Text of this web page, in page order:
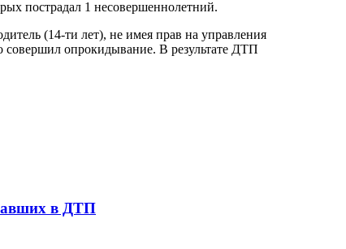
пострадал 1 несовершеннолетний.
(14-ти лет), не имея прав на управления
совершил опрокидывание. В результате ДТП
в ДТП